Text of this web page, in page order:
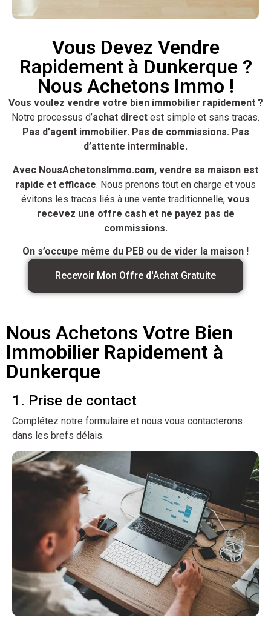
Vous Devez Vendre
Rapidement à Dunkerque ?
Nous Achetons Immo !
Vous voulez vendre votre bien immobilier rapidement ?
Notre processus d’achat direct est simple et sans tracas.
Pas d’agent immobilier. Pas de commissions. Pas
d’attente interminable.
Avec NousAchetonsImmo.com, vendre sa maison est
rapide et efficace. Nous prenons tout en charge et vous
évitons les tracas liés à une vente traditionnelle, vous
recevez une offre cash et ne payez pas de
commissions.
On s’occupe même du PEB ou de vider la maison !
Recevoir Mon Offre d'Achat Gratuite
Nous Achetons Votre Bien
Immobilier Rapidement à
Dunkerque
1. Prise de contact
Complétez notre formulaire et nous vous contacterons
dans les brefs délais.